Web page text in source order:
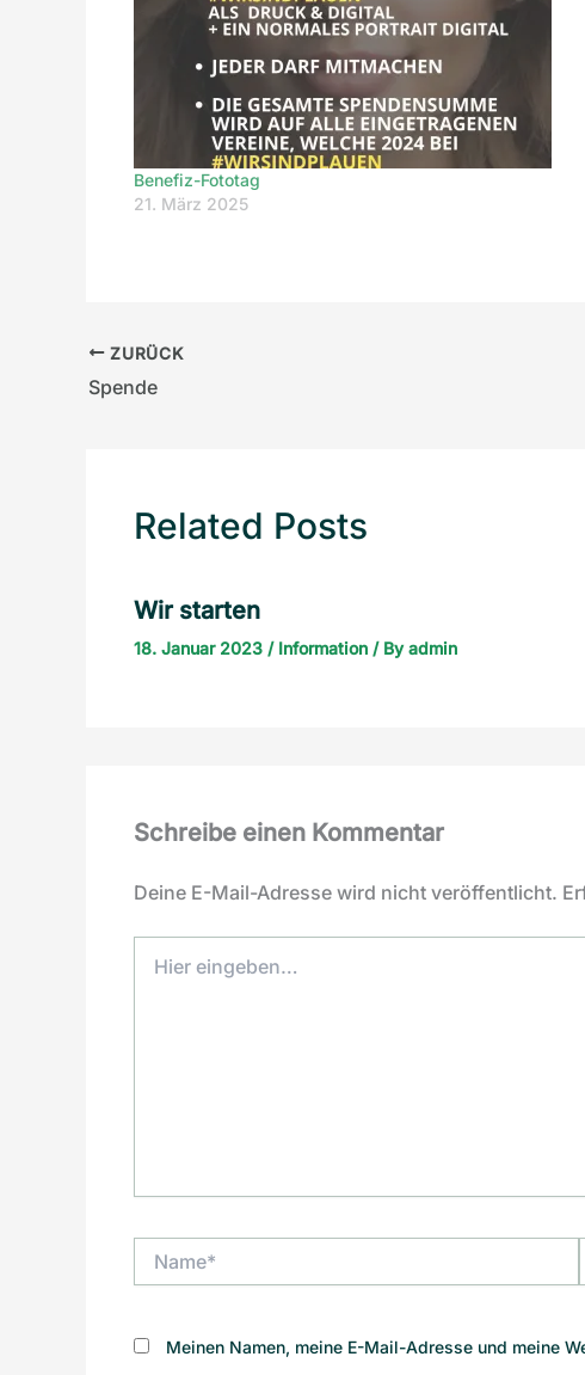
Benefiz-Fototag
21. März 2025
ZURÜCK
Spende
Related Posts
Wir starten
18. Januar 2023 / Information / Byadmin
Schreibe einen Kommentar
Deine E-Mail-Adresse wird nicht veröffentlicht.
eingeben…
Meinen Namen, meine E-Mail-Adresse und meine